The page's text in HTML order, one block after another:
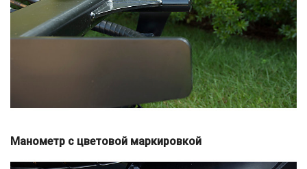
Манометр с цветовой маркировкой